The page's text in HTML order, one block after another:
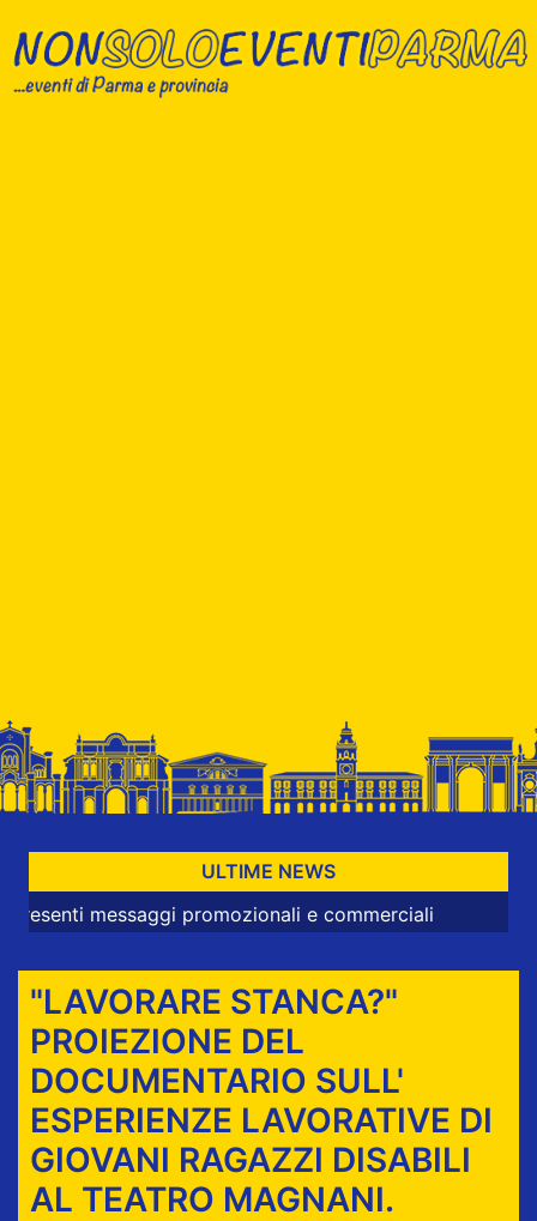
ULTIME NEWS
promozionali e commerciali
"LAVORARE STANCA?"
PROIEZIONE DEL
DOCUMENTARIO SULL'
ESPERIENZE LAVORATIVE DI
GIOVANI RAGAZZI DISABILI
AL TEATRO MAGNANI.